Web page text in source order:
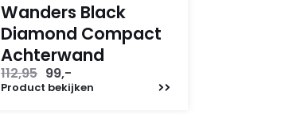
Wanders Black
Diamond Compact
Achterwand
112,95 Oorspronkelijke
prijs
99,-
prijs
Product bekijken